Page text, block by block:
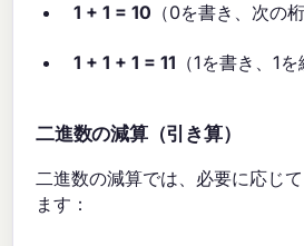
1 + 1 = 10 （0を書き、次の
1 + 1 + 1 = 11 （1を書き、1を
二進数の減算（引き算）
二進数の減算では、必要に応じ
ます：